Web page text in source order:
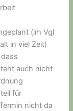
(im Vgl
in viel Zeit)
auch nicht
für
nicht da